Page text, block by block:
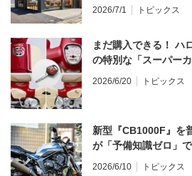
2026/7/1 トピックス
まだ購入できる！ ハ
の特別な「スーパーカ
2026/6/20 トピックス
新型『CB1000F』を
が「予備知識ゼロ」
2026/6/10 トピックス